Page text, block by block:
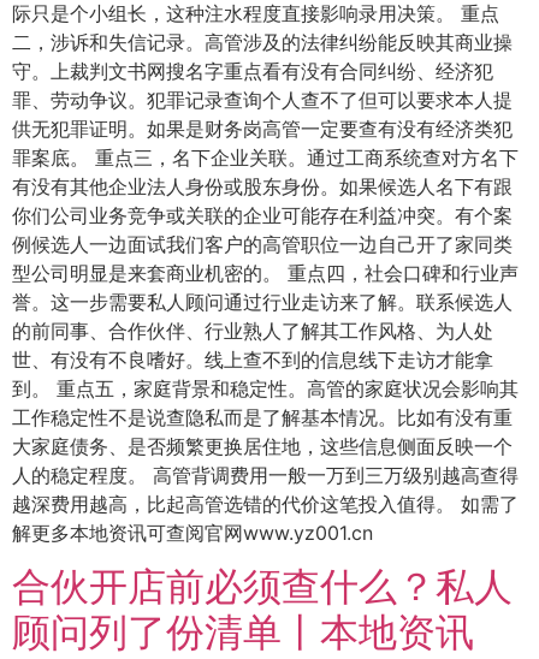
际只是个小组长，这种注水程度直接影响录用决策。 重点
二，涉诉和失信记录。高管涉及的法律纠纷能反映其商业操
守。上裁判文书网搜名字重点看有没有合同纠纷、经济犯
罪、劳动争议。犯罪记录查询个人查不了但可以要求本人提
供无犯罪证明。如果是财务岗高管一定要查有没有经济类犯
罪案底。 重点三，名下企业关联。通过工商系统查对方名下
有没有其他企业法人身份或股东身份。如果候选人名下有跟
你们公司业务竞争或关联的企业可能存在利益冲突。有个案
例候选人一边面试我们客户的高管职位一边自己开了家同类
型公司明显是来套商业机密的。 重点四，社会口碑和行业声
誉。这一步需要私人顾问通过行业走访来了解。联系候选人
的前同事、合作伙伴、行业熟人了解其工作风格、为人处
世、有没有不良嗜好。线上查不到的信息线下走访才能拿
到。 重点五，家庭背景和稳定性。高管的家庭状况会影响其
工作稳定性不是说查隐私而是了解基本情况。比如有没有重
大家庭债务、是否频繁更换居住地，这些信息侧面反映一个
人的稳定程度。 高管背调费用一般一万到三万级别越高查得
越深费用越高，比起高管选错的代价这笔投入值得。 如需了
解更多本地资讯可查阅官网www.yz001.cn
合伙开店前必须查什么？私人
顾问列了份清单丨本地资讯